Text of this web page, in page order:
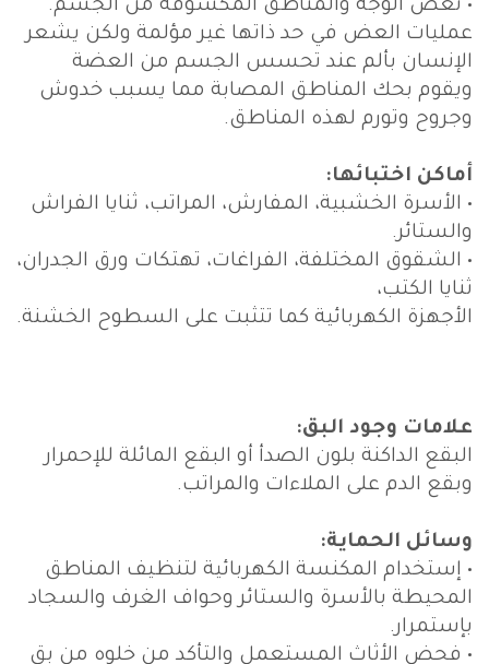
• تعض الوجه والمناطق المكشوفة من الجسم.
عمليات العض في حد ذاتها غير مؤلمة ولكن يشعر
الإنسان بألم عند تحسس الجسم من العضة
ويقوم بحك المناطق المصابة مما يسبب خدوش
وجروح وتورم لهذه المناطق.
أماكن اختبائها:
• الأسرة الخشبية، المفارش، المراتب، ثنايا الفراش
والستائر.
• الشقوق المختلفة، الفراغات، تهتكات ورق الجدران،
ثنايا الكتب،
الأجهزة الكهربائية كما تتثبت على السطوح الخشنة.
علامات وجود البق:
البقع الداكنة بلون الصدأ أو البقع المائلة للإحمرار
وبقع الدم على الملاءات والمراتب.
وسائل الحماية:
• إستخدام المكنسة الكهربائية لتنظيف المناطق
المحيطة بالأسرة والستائر وحواف الغرف والسجاد
بإستمرار.
• فحض الأثاث المستعمل والتأكد من خلوه من بق